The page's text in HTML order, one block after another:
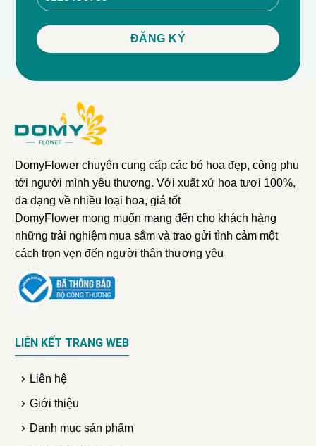
- Kích thước L (Cao 80cm : Ngang 60cm)
- Thơm ngát và lâu phai
- Miễn phí giao hàng nội thành
- Tặng banner hoặc thiệp decor miễn phí
- Giảm giá lên đến 15%
- Tư vấn chuyên nghiệp từ nghệ nhân hoa của DOMY
FLOWER
DomyFlower chuyên cung cấp các bó hoa đẹp, công phu
tới người mình yêu thương. Với xuất xứ hoa tươi 100%,
đa dạng về nhiều loại hoa, giá tốt
DomyFlower mong muốn mang đến cho khách hàng
những trải nghiệm mua sắm và trao gửi tình cảm một
cách trọn vẹn đến người thân thương yêu
LIÊN KẾT TRANG WEB
Liên hệ
Giới thiệu
Danh mục sản phẩm